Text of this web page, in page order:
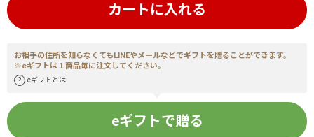
カートに入れる
お相手の住所を知らなくてもLINEやメールなどでギフトを贈ることができます。
※eギフトは１商品毎に注文してください。
eギフトとは
eギフトで贈る